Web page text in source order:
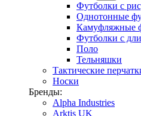
Футболки с
Однотонные
Камуфляжные
Футболки с
Поло
Тельняшки
Тактические
Носки
Бренды:
Alpha Industries
Arktis UK